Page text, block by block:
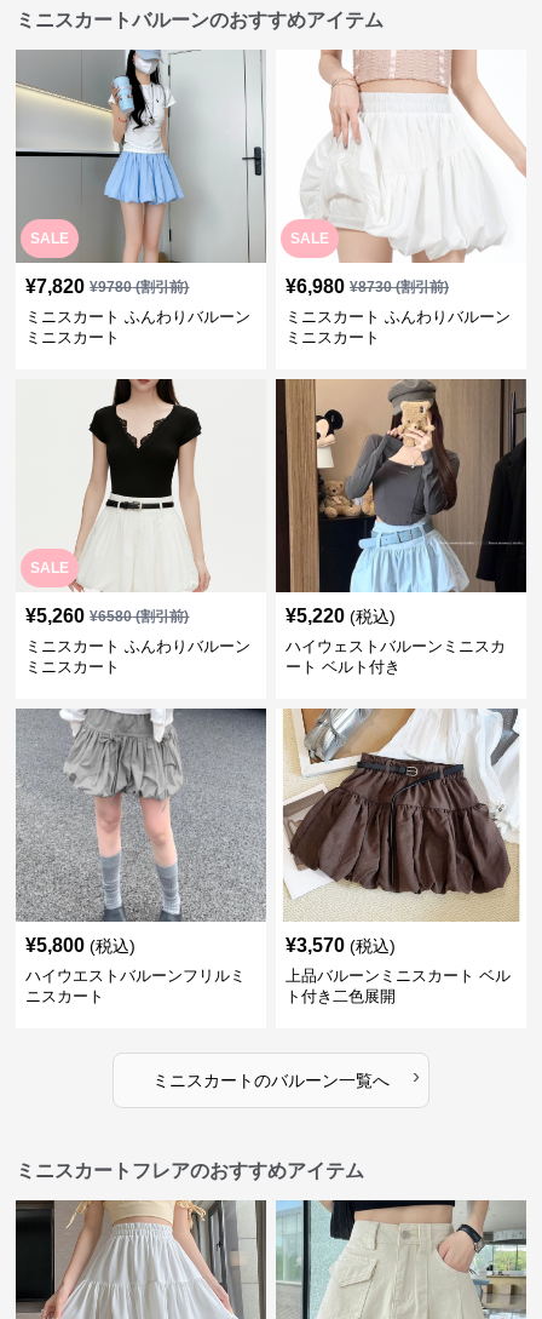
ミニスカートバルーンのおすすめアイテム
SALE
¥7,820 ¥9780(割引前)
ミニスカート ふんわりバルーン
ミニスカート
SALE
¥6,980 ¥8730(割引前)
ミニスカート ふんわりバルーン
ミニスカート
SALE
¥5,260 ¥6580(割引前)
ミニスカート ふんわりバルーン
ミニスカート
¥5,220 (税込)
ハイウェストバルーンミニスカ
ート ベルト付き
¥5,800 (税込)
ハイウエストバルーンフリルミ
ニスカート
¥3,570 (税込)
上品バルーンミニスカート ベル
ト付き二色展開
ミニスカートのバルーン一覧へ ›
ミニスカートフレアのおすすめアイテム